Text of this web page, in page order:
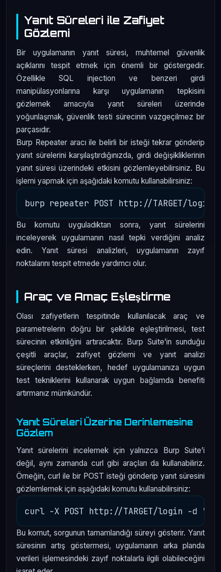
Yanıt Süreleri ile Zafiyet
Gözlemi
Bir uygulamanın yanıt süresi, muhtemel güvenlik
açıklarını tespit etmek için önemli bir göstergedir.
Özellikle SQL injection ve benzeri girdi
manipülasyonlarına karşı uygulamanın tepkisini
gözlemek amacıyla yanıt süreleri üzerinde
yoğunlaşmak, güvenlik testi sürecinin vazgeçilmez bir
parçasıdır.
Burp Repeater aracı ile belirli bir isteği tekrar gönderip
yanıt sürelerini karşılaştırdığınızda, girdi değişikliklerinin
yanıt süresi üzerindeki etkisini gözlemleyebilirsiniz. Bu
işlemi yapmak için aşağıdaki komutu kullanabilirsiniz:
Bu komutu uyguladıktan sonra, yanıt sürelerini
inceleyerek uygulamanın nasıl tepki verdiğini analiz
edin. Yanıt süresi analizleri, uygulamanın zayıf
noktalarını tespit etmede yardımcı olur.
Araç ve Amaç Eşleştirme
Olası zafiyetlerin tespitinde kullanılacak araç ve
parametrelerin doğru bir şekilde eşleştirilmesi, test
sürecinin etkinliğini artıracaktır. Burp Suite’in sunduğu
çeşitli araçlar, zafiyet gözlemi ve yanıt analizi
süreçlerini desteklerken, hedef uygulamanıza uygun
test tekniklerini kullanarak uygun bağlamda benefiti
artırmanız mümkündür.
Yanıt Süreleri Üzerine Derinlemesine
Gözlem
Yanıt sürelerini incelemek için yalnızca Burp Suite’i
değil, aynı zamanda curl gibi araçları da kullanabiliriz.
Örneğin, curl ile bir POST isteği gönderip yanıt süresini
gözlemlemek için aşağıdaki komutu kullanabilirsiniz:
Bu komut, sorgunun tamamlandığı süreyi gösterir. Yanıt
süresinin artış göstermesi, uygulamanın arka planda
verileri işlemesindeki zayıf noktalarla ilgili olabileceğini